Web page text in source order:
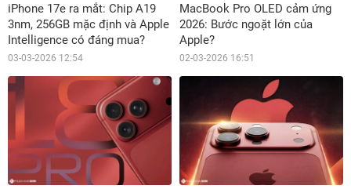
iPhone 17e ra mắt: Chip A19
3nm, 256GB mặc định và Apple
Intelligence có đáng mua?
03-03-2026 12:54
MacBook Pro OLED cảm ứng
2026: Bước ngoặt lớn của
Apple?
02-03-2026 16:51